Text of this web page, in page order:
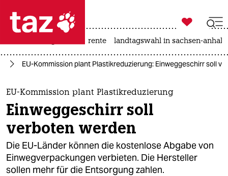
 taz zahl ich
taz zahl ich
themen
politik
öko
gesellschaft

taz zahl ich
rente landtagswahl in sachsen-anhalt
EU-Kommission plant Plastikreduzierung: Einweggeschirr soll
EU-Kommission plant Plastikreduzierung
Einweggeschirr soll
verboten werden
Die EU-Länder können die kostenlose Abgabe von
Einwegverpackungen verbieten. Die Hersteller
sollen mehr für die Entsorgung zahlen.